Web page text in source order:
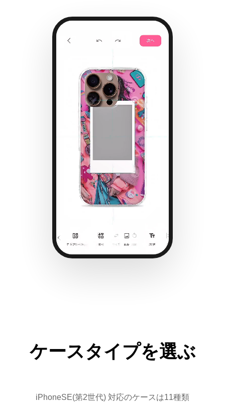
ケースタイプを選ぶ
iPhoneSE(第2世代) 対応のケースは11種類